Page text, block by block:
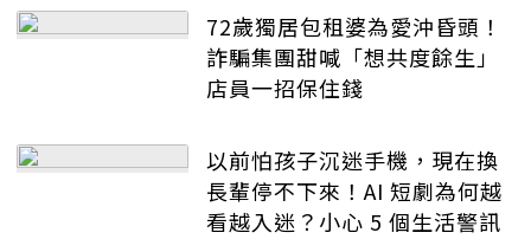
72歲獨居包租婆為愛沖昏頭！
詐騙集團甜喊「想共度餘生」
店員一招保住錢
以前怕孩子沉迷手機，現在換
長輩停不下來！AI 短劇為何越
看越入迷？小心 5 個生活警訊